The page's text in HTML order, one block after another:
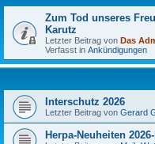
Zum Tod unseres
Karutz
Letzter Beitrag von Das
Verfasst in Ankündigungen
Interschutz 2026
Letzter Beitrag von Gerard
Herpa-Neuheiten 2026-I